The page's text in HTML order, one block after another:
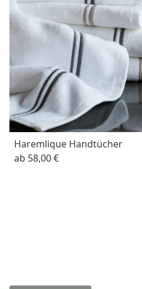
Haremlique Handtücher
ab 58,00 €